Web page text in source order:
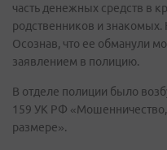
часть денежных средств в
родственников и знакомых.
Осознав, что ее обманули
заявлением в полицию.
В отделе полиции было
159 УК РФ
размере».